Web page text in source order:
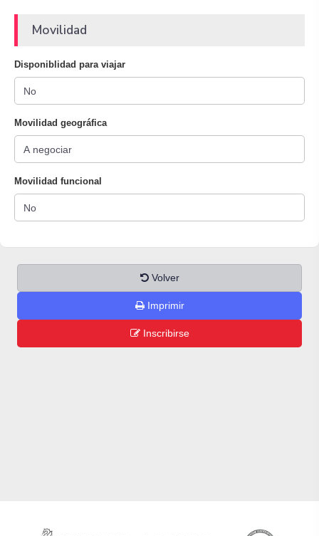
Movilidad
Disponiblidad para viajar
Movilidad geográfica
Movilidad funcional
Volver
Imprimir
Inscribirse